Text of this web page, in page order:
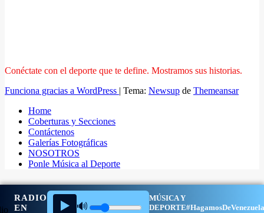
RADIO
EN
▶️ 🔊
MÚSICA Y
DEPORTE
Conéctate con el deporte que te define. Mostramos sus historias.
Funciona gracias a WordPress | Tema: Newsup de Themeansar
Home
Coberturas y Secciones
Contáctenos
Galerías Fotográficas
NOSOTROS
Ponle Música al Deporte